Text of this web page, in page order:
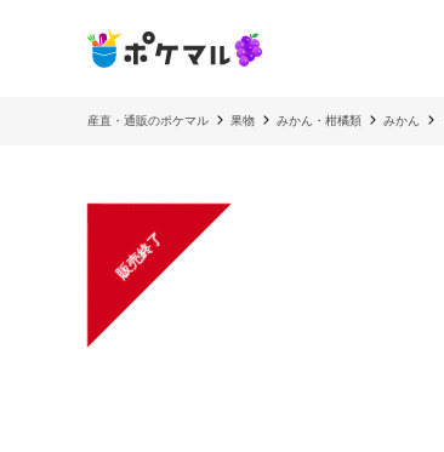
産直・通販のポケマル 果物 みかん・柑橘類 みかん
販売終了